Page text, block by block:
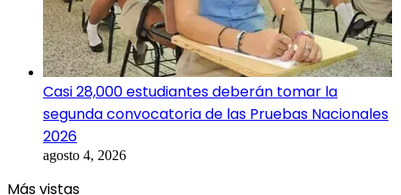
Casi 28,000 estudiantes deberán tomar la
segunda convocatoria de las Pruebas Nacionales
2026
agosto 4, 2026
Más vistas